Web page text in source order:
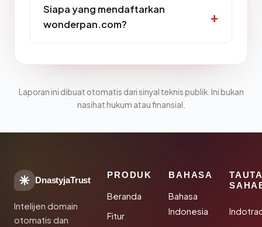
Siapa yang mendaftarkan
wonderpan.com?
Laporan ini dibuat otomatis dari sinyal teknis publik. Ini bukan
nasihat hukum atau finansial.
DnastyjaTrust
Intelijen domain
otomatis dan
PRODUK
Beranda
Fitur
BAHASA
Bahasa
Indonesia